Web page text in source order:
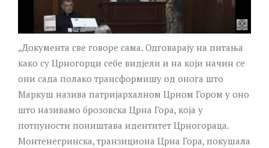
„Документа све говоре сама. Одговарају на питања
како су Црногорци себе видјели и на који начин се
они сада полако трансформишу од онога што
Маркуш назива патријархалном Црном Гором у оно
што називамо брозовска Црна Гора, која у
потпуности поништава идентитет Црногораца.
Монтенегринска, транзициона Црна Гора, покушала